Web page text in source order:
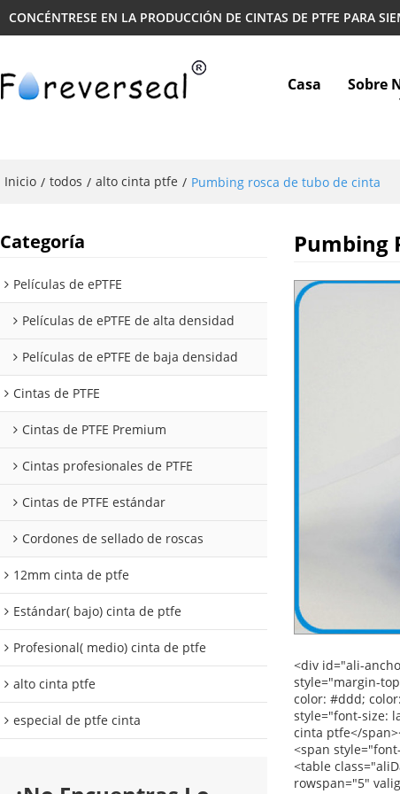
CONCÉNTRESE EN LA PRODUCCIÓN DE CINTAS DE PTFE PARA
Casa Sobre
Inicio / todos / alto cinta ptfe / Pumbing rosca de tubo de cinta
Categoría
Películas de ePTFE
Películas de ePTFE de alta densidad
Películas de ePTFE de baja densidad
Cintas de PTFE
Cintas de PTFE Premium
Cintas profesionales de PTFE
Cintas de PTFE estándar
Cordones de sellado de roscas
12mm cinta de ptfe
Estándar( bajo) cinta de ptfe
Profesional( medio) cinta de ptfe
alto cinta ptfe
especial de ptfe cinta
Pumbing
<div id="ali-anchor-description" style="margin-top: 15px; height: 22px;" data-section="description">&nbsp;</div><div id="ali-title-description" style="margin-top: 15px; margin-bottom: 7px;"><div style="height: 13px; padding: 8px 0; border-bottom: 1px solid #ddd;"><span style="background-color: #ddd; color: #333; font-weight: bold; padding: 8px 15px; line-height: 13px;">descripción del producto</span></div></div><p><strong><span style="font-size: large;">de fontanería</span></strong></p><p><span style="font-family: Verdana, Arial, Helvetica, sans-serif; font-size: 14px;">alto cinta ptfe</span></p><p><span style="font-size: 14px;"><a><span style="font-family: Arial;">de alta densidad de ptfe hilo sello de cinta</span></a><span style="font-family: Arial;">para su uso en sistemas de alta presión</span><span>Para fines especiales.</span></span></p><p>&nbsp;</p><table class="aliDataTable" style="width: 426.1pt; font-family: Verdana, Arial, Helvetica, sans-serif;"><tbody><tr align="left"><td style="width: 167.7pt;" rowspan="5" valign="center"><p><strong><span style="font-family: Arial; font-size: 12pt;">Pliego de condiciones:</span></strong></p></td><td style="width: 258.4pt;" valign="top"><p><span